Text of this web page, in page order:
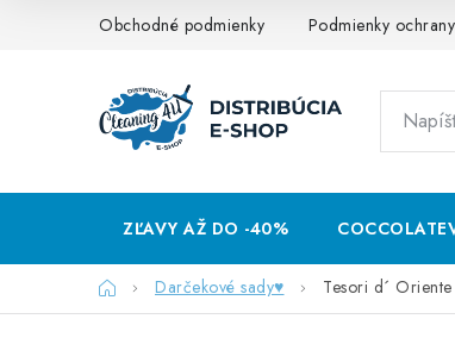
Obchodné podmienky Podmienky
ZĽAVY AŽ DO -40%
DomovDarčekové sady♥️ Tesori d´